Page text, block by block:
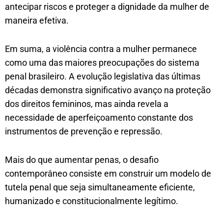
antecipar riscos e proteger a dignidade da mulher de
maneira efetiva.
Em suma, a violência contra a mulher permanece
como uma das maiores preocupações do sistema
penal brasileiro. A evolução legislativa das últimas
décadas demonstra significativo avanço na proteção
dos direitos femininos, mas ainda revela a
necessidade de aperfeiçoamento constante dos
instrumentos de prevenção e repressão.
Mais do que aumentar penas, o desafio
contemporâneo consiste em construir um modelo de
tutela penal que seja simultaneamente eficiente,
humanizado e constitucionalmente legítimo.